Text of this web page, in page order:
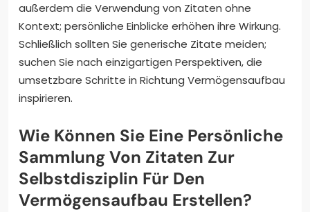
außerdem die Verwendung von Zitaten ohne
Kontext; persönliche Einblicke erhöhen ihre Wirkung.
Schließlich sollten Sie generische Zitate meiden;
suchen Sie nach einzigartigen Perspektiven, die
umsetzbare Schritte in Richtung Vermögensaufbau
inspirieren.
Wie Können Sie Eine Persönliche
Sammlung Von Zitaten Zur
Selbstdisziplin Für Den
Vermögensaufbau Erstellen?